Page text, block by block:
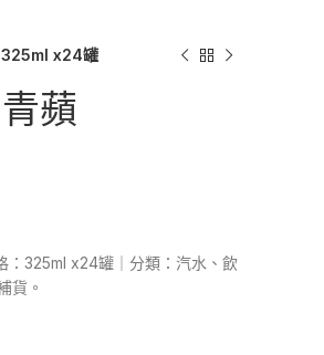
325ml x24罐
蘋
：325ml x24罐｜分類：汽水、飲
貨。